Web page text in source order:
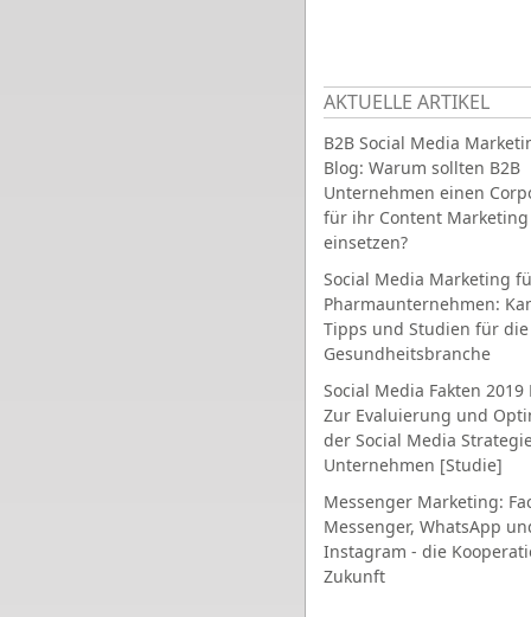
AKTUELLE ARTIKEL
B2B Social Media
Blog: Warum sollten B2B
Unternehmen einen
für ihr Content Marketing
einsetzen?
Social Media Marketing
Pharmaunternehmen:
Tipps und Studien für die
Gesundheitsbranche
Social Media Fakten 2019
Zur Evaluierung und
der Social Media
Unternehmen [Studie]
Messenger Marketing:
Messenger, WhatsApp
Instagram - die
Zukunft